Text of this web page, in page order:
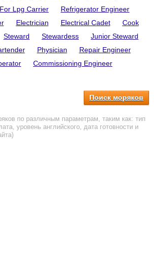
Lpg Carrier
Refrigerator Engineer
Electrician Electrical Cadet
Cook
Steward Stewardess
Junior Steward
Physician
Repair Engineer
Commissioning Engineer
Поиск моряков
по различным параметрам, таким как: тип
уровень английского, дата готовности и